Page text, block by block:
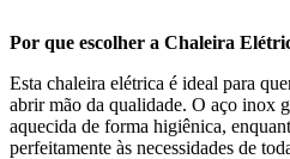
Por que escolher a Chaleira
Esta chaleira elétrica é ideal para
abrir mão da qualidade. O aço inox
aquecida de forma higiênica,
perfeitamente às necessidades de